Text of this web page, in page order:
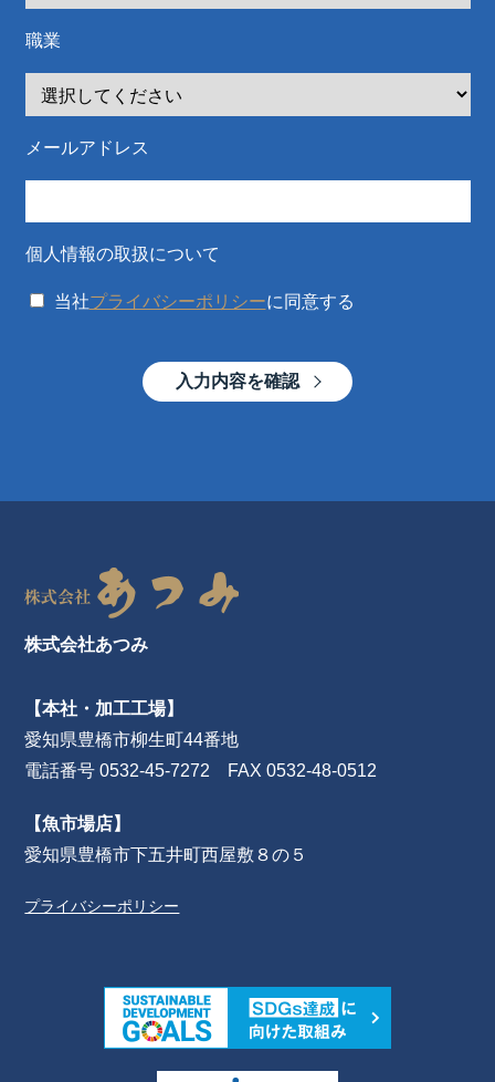
職業
メールアドレス
個人情報の取扱について
当社プライバシーポリシーに同意する
入力内容を確認
株式会社あつみ
【本社・加工工場】
愛知県豊橋市柳生町44番地
電話番号 0532-45-7272 FAX 0532-48-0512
【魚市場店】
愛知県豊橋市下五井町西屋敷８の５
プライバシーポリシー